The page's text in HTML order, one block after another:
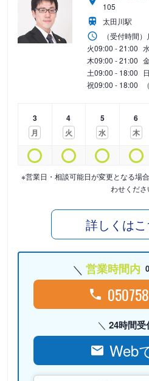
105
太田川駅
（受付時間）
火09:00 - 21:00
木09:00 - 21:00
土09:00 - 18:00
祝09:00 - 18:00
3
月
4
火
5
水
6
木
※営業日・相談可能日が変更となる場
わせくださ
詳しくはこ
営業時間内
24時間受
Web